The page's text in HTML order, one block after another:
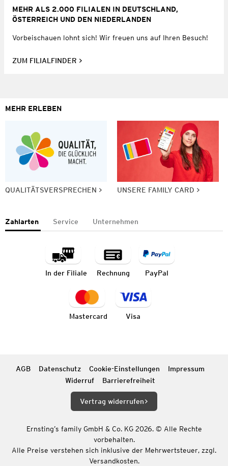
MEHR ALS 2.000 FILIALEN IN DEUTSCHLAND,
ÖSTERREICH UND DEN NIEDERLANDEN
Vorbeischauen lohnt sich! Wir freuen uns auf Ihren Besuch!
ZUM FILIALFINDER
MEHR ERLEBEN
QUALITÄTSVERSPRECHEN UNSERE FAMILY CARD
Zahlarten Service Unternehmen
In der Filiale Rechnung PayPal
Mastercard Visa
AGB Datenschutz Cookie-Einstellungen
Impressum
Widerruf
Barrierefreiheit
Vertrag widerrufen
Ernsting’s family GmbH & Co. KG 2026. © Alle Rechte
vorbehalten.
Alle Preise verstehen sich inklusive der Mehrwertsteuer, zzgl.
Versandkosten.